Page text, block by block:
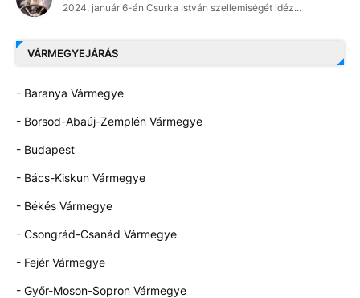
2024. január 6-án Csurka István szellemiségét idéz...
VÁRMEGYEJÁRÁS
- Baranya Vármegye
- Borsod-Abaúj-Zemplén Vármegye
- Budapest
- Bács-Kiskun Vármegye
- Békés Vármegye
- Csongrád-Csanád Vármegye
- Fejér Vármegye
- Győr-Moson-Sopron Vármegye